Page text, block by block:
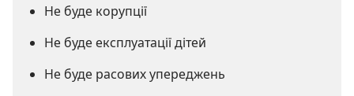
Не буде корупції
Не буде експлуатації дітей
Не буде расових упереджень